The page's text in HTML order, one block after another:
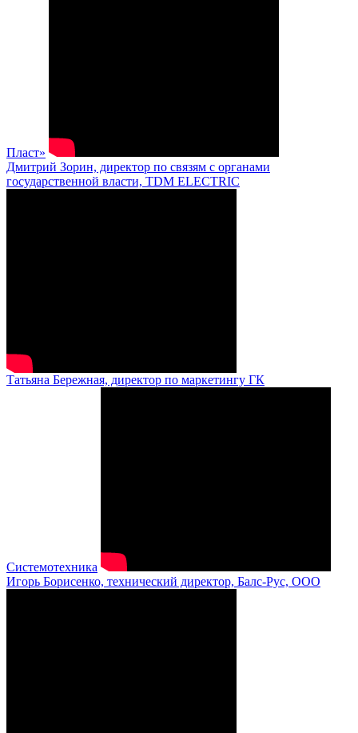
Пласт»
Дмитрий Зорин, директор по связям с органами
государственной власти, TDM ELECTRIC
Татьяна Бережная, директор по маркетингу ГК
Системотехника
Игорь Борисенко, технический директор, Балс-Рус, ООО